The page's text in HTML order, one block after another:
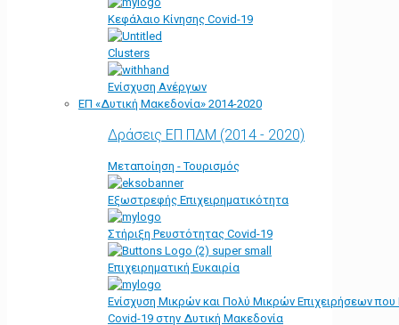
Κεφάλαιο Κίνησης Covid-19
Clusters
Ενίσχυση Ανέργων
ΕΠ «Δυτική Μακεδονία» 2014-2020
Δράσεις ΕΠ ΠΔΜ (2014 - 2020)
Μεταποίηση - Τουρισμός
Εξωστρεφής Επιχειρηματικότητα
Στήριξη Ρευστότητας Covid-19
Επιχειρηματική Ευκαιρία
Ενίσχυση Μικρών και Πολύ Μικρών Επιχειρήσεων
Covid-19 στην Δυτική Μακεδονία